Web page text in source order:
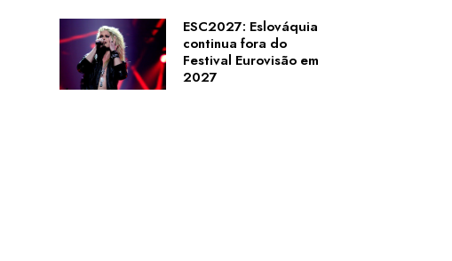
ESC2027: Eslováquia
continua fora do
Festival Eurovisão em
2027